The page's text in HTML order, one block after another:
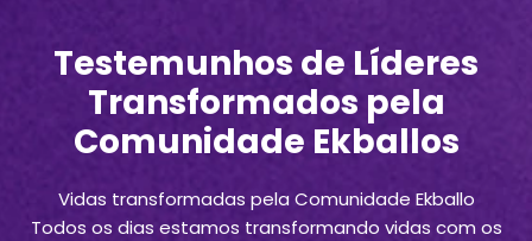
Testemunhos de Líderes
Transformados pela
Comunidade Ekballos
Vidas transformadas pela Comunidade Ekballo
Todos os dias estamos transformando vidas com os